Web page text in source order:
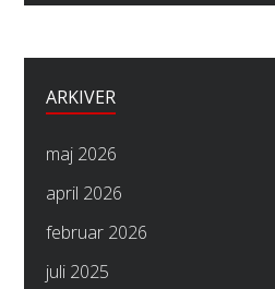
ARKIVER
maj 2026
april 2026
februar 2026
juli 2025